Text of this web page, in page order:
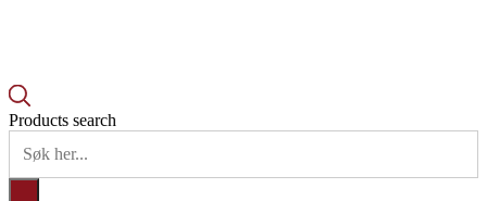
Products search